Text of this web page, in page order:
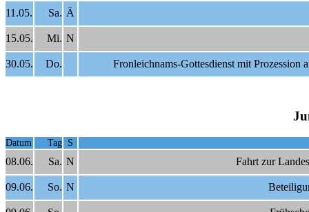
11.05. Sa. Ä
15.05. Mi. N
30.05. Do. Fronleichnams-Gottesdienst mit Prozession
Datum Tag S
08.06. Sa. N Fahrt zur
09.06. So. N